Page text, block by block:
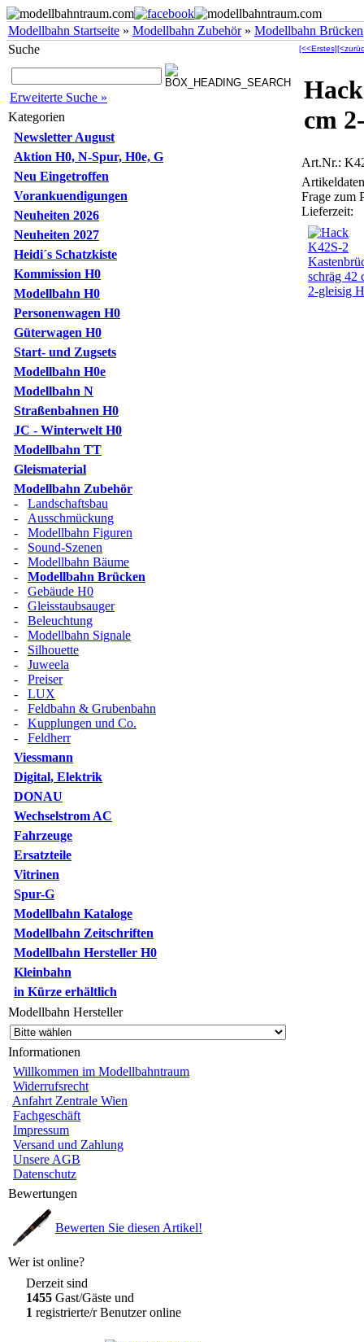
Modellbahn Startseite » Modellbahn Zubehör» Modellbahn Brücken
Suche
Erweiterte Suche »
Kategorien
Newsletter August
Aktion H0, N-Spur, H0e, G
Neu Eingetroffen
Vorankuendigungen
Neuheiten 2026
Neuheiten 2027
Heidi´s Schatzkiste
Kommission H0
Modellbahn H0
Personenwagen H0
Güterwagen H0
Start- und Zugsets
Modellbahn H0e
Modellbahn N
Straßenbahnen H0
JC - Winterwelt H0
Modellbahn TT
Gleismaterial
Modellbahn Zubehör
- Landschaftsbau
- Ausschmückung
- Modellbahn Figuren
- Sound-Szenen
- Modellbahn Bäume
- Modellbahn Brücken
- Gebäude H0
- Gleisstaubsauger
- Beleuchtung
- Modellbahn Signale
- Silhouette
- Juweela
- Preiser
- LUX
- Feldbahn & Grubenbahn
- Kupplungen und Co.
- Feldherr
Viessmann
Digital, Elektrik
DONAU
Wechselstrom AC
Fahrzeuge
Ersatzteile
Vitrinen
Spur-G
Modellbahn Kataloge
Modellbahn Zeitschriften
Modellbahn Hersteller H0
Kleinbahn
in Kürze erhältlich
Modellbahn Hersteller
Informationen
Willkommen im Modellbahntraum
Widerrufsrecht
Anfahrt Zentrale Wien
Fachgeschäft
Impressum
Versand und Zahlung
Unsere AGB
Datenschutz
Bewertungen
Bewerten Sie diesen Artikel!
Wer ist online?
Derzeit sind
1455 Gast/Gäste und
1 registrierte/r Benutzer online
[<<Erstes]
cm
Art.Nr.:
Frage zum
Lieferzeit: